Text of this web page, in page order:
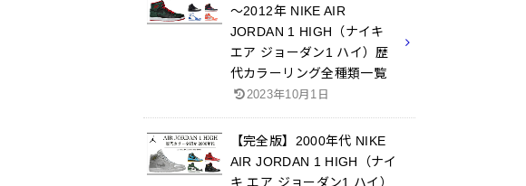
～2012年 NIKE AIR
JORDAN 1 HIGH（ナイキ
エア ジョーダン1 ハイ）歴
代カラーリング全種類一覧
2023年10月1日
【完全版】2000年代 NIKE
AIR JORDAN 1 HIGH（ナイ
キ エア ジョーダン1 ハイ）